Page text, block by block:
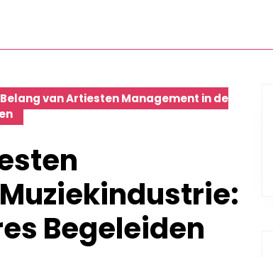
van Artiesten Management in de
Begeleiden